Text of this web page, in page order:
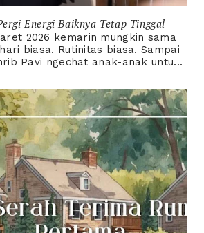
Energi Baiknya Tetap Tinggal
2026 kemarin mungkin sama
biasa. Rutinitas biasa. Sampai
Pavi ngechat anak-anak untu...